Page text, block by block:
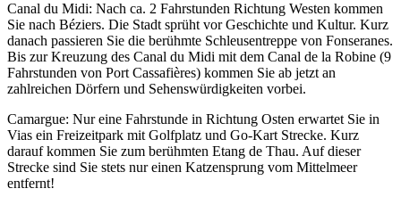
Canal du Midi: Nach ca. 2 Fahrstunden Richtung Westen kommen
Sie nach Béziers. Die Stadt sprüht vor Geschichte und Kultur. Kurz
danach passieren Sie die berühmte Schleusentreppe von Fonseranes.
Bis zur Kreuzung des Canal du Midi mit dem Canal de la Robine (9
Fahrstunden von Port Cassafières) kommen Sie ab jetzt an
zahlreichen Dörfern und Sehenswürdigkeiten vorbei.
Camargue: Nur eine Fahrstunde in Richtung Osten erwartet Sie in
Vias ein Freizeitpark mit Golfplatz und Go-Kart Strecke. Kurz
darauf kommen Sie zum berühmten Etang de Thau. Auf dieser
Strecke sind Sie stets nur einen Katzensprung vom Mittelmeer
entfernt!